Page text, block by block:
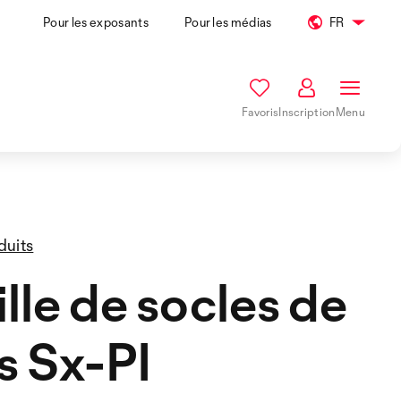
Pour les exposants Pour les médias FR
FavorisInscriptionMenu
de socles de
Sx-PI